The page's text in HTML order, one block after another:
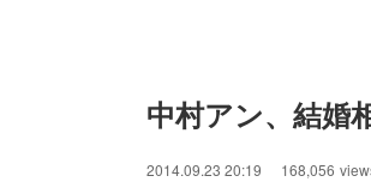
中村アン、結婚
2014.09.23 20:19 168,056